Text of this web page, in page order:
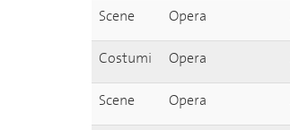
Scene Opera
Costumi Opera
Scene Opera